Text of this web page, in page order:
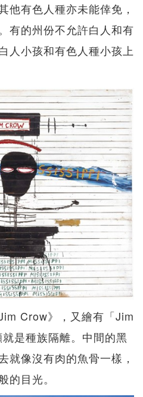
他有色人種亦未能倖免，
有的州份不允許白人和有
人小孩和有色人種小孩上
Crow》，又繪有「Jim
是種族隔離。中間的黑
就像沒有肉的魚骨一樣，
的目光。